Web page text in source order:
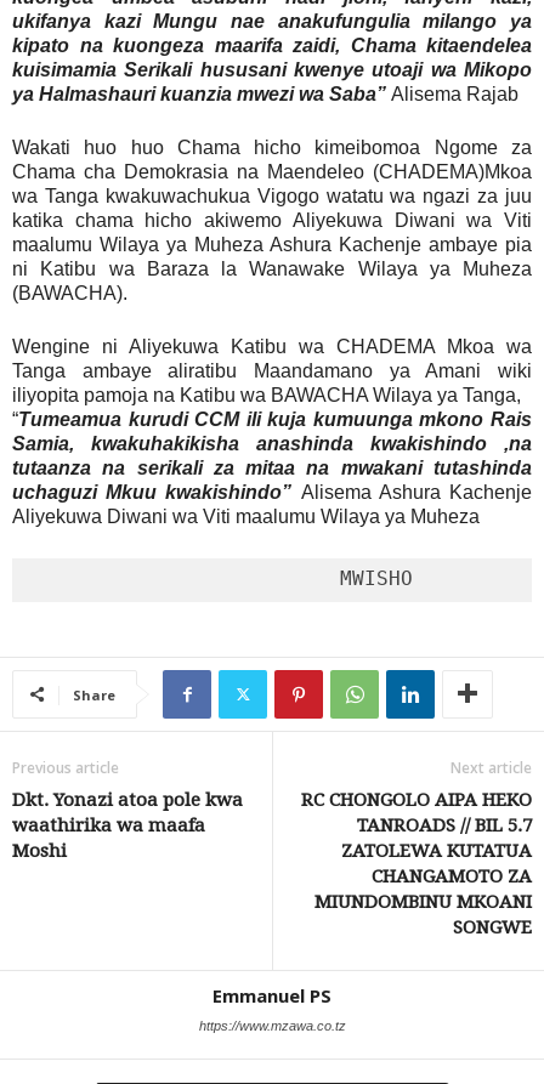
ukifanya kazi Mungu nae anakufungulia milango ya
kipato na kuongeza maarifa zaidi, Chama kitaendelea
kuisimamia Serikali hususani kwenye utoaji wa Mikopo
ya Halmashauri kuanzia mwezi wa Saba” Alisema Rajab
Wakati huo huo Chama hicho kimeibomoa Ngome za
Chama cha Demokrasia na Maendeleo (CHADEMA)Mkoa
wa Tanga kwakuwachukua Vigogo watatu wa ngazi za juu
katika chama hicho akiwemo Aliyekuwa Diwani wa Viti
maalumu Wilaya ya Muheza Ashura Kachenje ambaye pia
ni Katibu wa Baraza la Wanawake Wilaya ya Muheza
(BAWACHA).
Wengine ni Aliyekuwa Katibu wa CHADEMA Mkoa wa
Tanga ambaye aliratibu Maandamano ya Amani wiki
iliyopita pamoja na Katibu wa BAWACHA Wilaya ya Tanga,
“Tumeamua kurudi CCM ili kuja kumuunga mkono Rais
Samia, kwakuhakikisha anashinda kwakishindo ,na
tutaanza na serikali za mitaa na mwakani tutashinda
uchaguzi Mkuu kwakishindo” Alisema Ashura Kachenje
Aliyekuwa Diwani wa Viti maalumu Wilaya ya Muheza
                         MWISHO
Share
Previous article
Dkt. Yonazi atoa pole kwa
waathirika wa maafa
Moshi
Next article
RC CHONGOLO AIPA HEKO
TANROADS // BIL 5.7
ZATOLEWA KUTATUA
CHANGAMOTO ZA
MIUNDOMBINU MKOANI
SONGWE
Emmanuel PS
https://www.mzawa.co.tz